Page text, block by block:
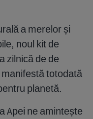
a merelor și
noul kit de
zilnică de de
totodată
planetă.
Apei ne amintește